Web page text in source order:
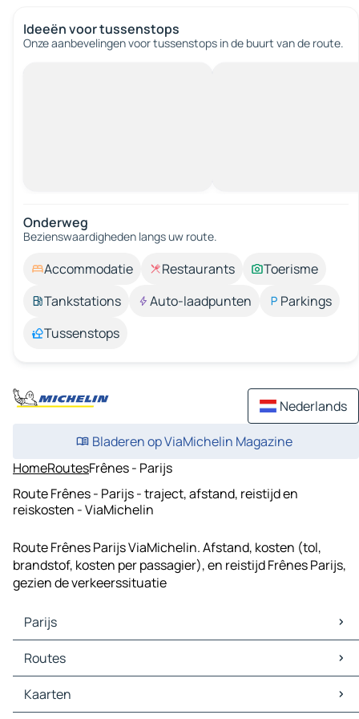
Ideeën voor tussenstops
Onze aanbevelingen voor tussenstops in de buurt van de route.
Onderweg
Bezienswaardigheden langs uw route.
Accommodatie Restaurants
Toerisme
Tankstations
Auto-laadpunten
Parkings
Tussenstops
Nederlands
Bladeren op ViaMichelin Magazine
HomeRoutesFrênes - Parijs
Route Frênes - Parijs - traject, afstand, reistijd en
reiskosten - ViaMichelin
Route Frênes Parijs ViaMichelin. Afstand, kosten (tol,
brandstof, kosten per passagier), en reistijd Frênes Parijs,
gezien de verkeerssituatie
Parijs
Parijs Kaarten
Parijs Verkeer
Parijs Hotels
Parijs Restaurants
Routes
Routes Parijs - Orléans
Routes Parijs - Rouen
Kaarten